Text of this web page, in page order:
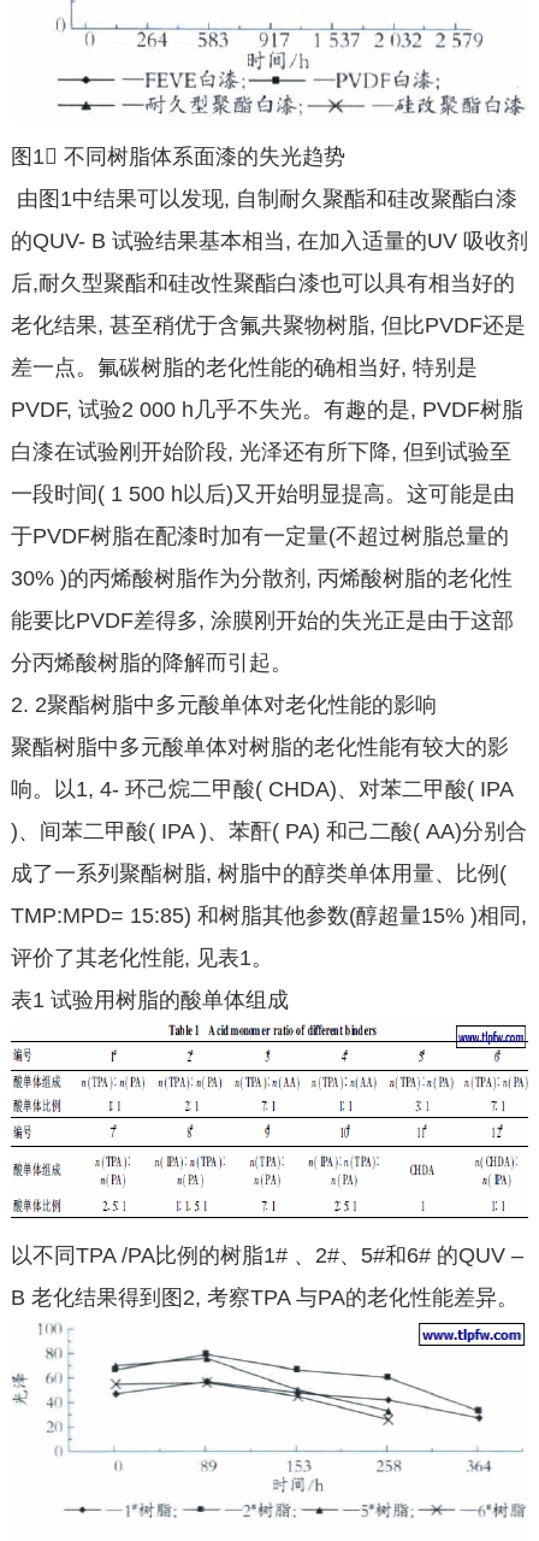
图1􀀁 不同树脂体系面漆的失光趋势
由图1中结果可以发现, 自制耐久聚酯和硅改聚酯白漆
的QUV- B 试验结果基本相当, 在加入适量的UV 吸收剂
后,耐久型聚酯和硅改性聚酯白漆也可以具有相当好的
老化结果, 甚至稍优于含氟共聚物树脂, 但比PVDF还是
差一点。氟碳树脂的老化性能的确相当好, 特别是
PVDF, 试验2 000 h几乎不失光。有趣的是, PVDF树脂
白漆在试验刚开始阶段, 光泽还有所下降, 但到试验至
一段时间( 1 500 h以后)又开始明显提高。这可能是由
于PVDF树脂在配漆时加有一定量(不超过树脂总量的
30% )的丙烯酸树脂作为分散剂, 丙烯酸树脂的老化性
能要比PVDF差得多, 涂膜刚开始的失光正是由于这部
分丙烯酸树脂的降解而引起。
2. 2聚酯树脂中多元酸单体对老化性能的影响
聚酯树脂中多元酸单体对树脂的老化性能有较大的影
响。以1, 4- 环己烷二甲酸( CHDA)、对苯二甲酸( IPA
)、间苯二甲酸( IPA )、苯酐( PA) 和己二酸( AA)分别合
成了一系列聚酯树脂, 树脂中的醇类单体用量、比例(
TMP:MPD= 15:85) 和树脂其他参数(醇超量15% )相同,
评价了其老化性能, 见表1。
表1 试验用树脂的酸单体组成
以不同TPA /PA比例的树脂1# 、2#、5#和6# 的QUV –
B 老化结果得到图2, 考察TPA 与PA的老化性能差异。